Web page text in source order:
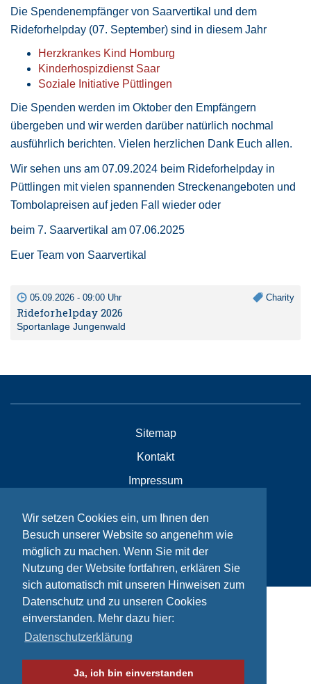
Wir setzen Cookies ein, um Ihnen den
Besuch unserer Website so angenehm wie
möglich zu machen. Wenn Sie mit der
Nutzung der Website fortfahren, erklären Sie
sich automatisch mit unseren Hinweisen zum
Datenschutz und zu unseren Cookies
einverstanden. Mehr dazu hier:
Datenschutzerklärung
Ja, ich bin einverstanden
Die Spendenempfänger von Saarvertikal und dem
Rideforhelpday (07. September) sind in diesem Jahr
Herzkrankes Kind Homburg
Kinderhospizdienst Saar
Soziale Initiative Püttlingen
Die Spenden werden im Oktober den Empfängern
übergeben und wir werden darüber natürlich nochmal
ausführlich berichten. Vielen herzlichen Dank Euch allen.
Wir sehen uns am 07.09.2024 beim Rideforhelpday in
Püttlingen mit vielen spannenden Streckenangeboten und
Tombolapreisen auf jeden Fall wieder oder
beim 7. Saarvertikal am 07.06.2025
Euer Team von Saarvertikal
05.09.2026 - 09:00 Uhr Charity
Rideforhelpday 2026
Sportanlage Jungenwald
Sitemap
Kontakt
Impressum
© Bikeaid 2026